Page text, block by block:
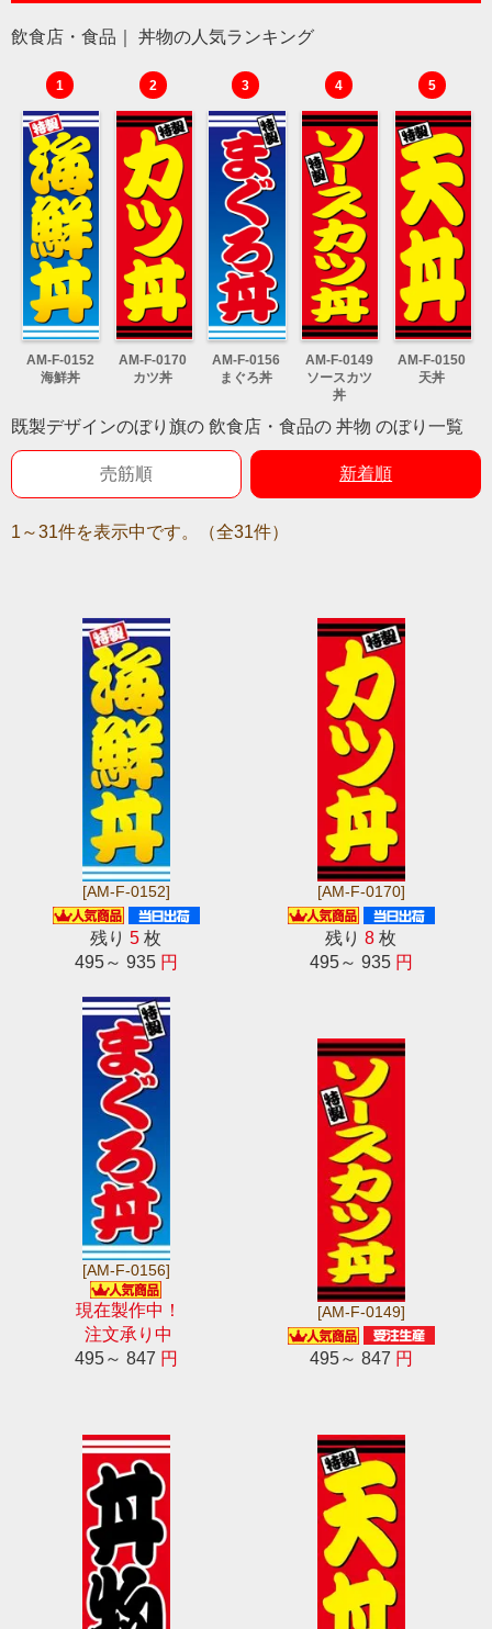
飲食店・食品｜ 丼物の人気ランキング
1
AM-F-0152
海鮮丼
2
AM-F-0170
カツ丼
3
AM-F-0156
まぐろ丼
4
AM-F-0149
ソースカツ
丼
5
AM-F-0150
天丼
既製デザインのぼり旗の 飲食店・食品の 丼物 のぼり一覧
売筋順 新着順
1～31件を表示中です。（全31件）
[AM-F-0152]
残り5 枚
495～ 935 円
[AM-F-0170]
残り8 枚
495～ 935 円
[AM-F-0156]
現在製作中！
注文承り中
495～ 847 円
[AM-F-0149]
495～ 847 円